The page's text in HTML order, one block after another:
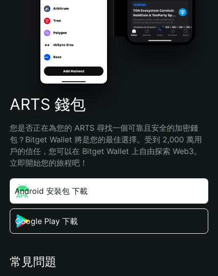
Bahasa Indonesia
Português (Brasil)
Español (Argentina)
ARTS 錢包
您是否正在為您的 ARTS 尋找一個可靠且安全的加密錢
包？Bitget Wallet 將是您的最佳選擇。受到 2,000 萬用
戶的信任，您可以在 Bitget Wallet 上自由探索 Web3。
立即開始您的旅程吧！
Android 安裝包 下載
Google Play 下載
常見問題